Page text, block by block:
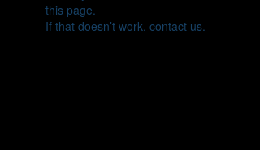
this page.
If that doesn’t work, contact us.